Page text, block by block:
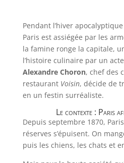
Pendant l’hiver
Paris est assiégée par les
la famine ronge la capitale,
l’histoire culinaire par un
Alexandre Choron, chef des
restaurant Voisin, décide de
en un festin surréaliste.
Le contexte : Paris
Depuis septembre 1870,
réserves s’épuisent. On
puis les chiens, les chats et